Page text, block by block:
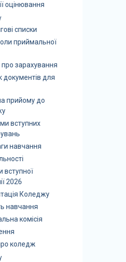
оцінювання
списки
приймальної
про зарахування
документів для
прийому до
вступних
навчання
вступної
2026
Коледжу
навчання
комісія
коледж